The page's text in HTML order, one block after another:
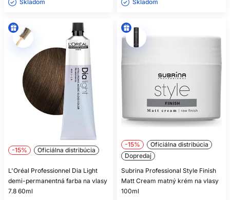
Skladom ㅤ Skladom ㅤ
-15% Oficiálna distribúcia
L'Oréal Professionnel Dia Light
demi-permanentná farba na vlasy
7.8 60ml
-15%
Oficiálna distribúcia
Dopredaj
Subrina Professional Style Finish
Matt Cream matný krém na vlasy
100ml